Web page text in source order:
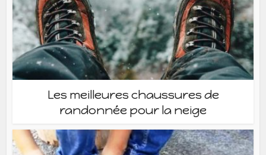
Les meilleures chaussures de
randonnée pour la neige